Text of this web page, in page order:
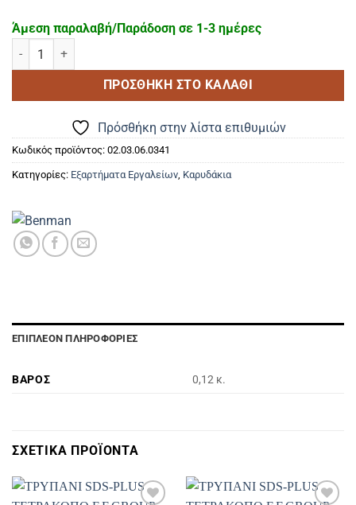
Άμεση παραλαβή/Παράδοση σε 1-3 ημέρες
ΜΥΤΟΚΑΡΥΔΟ S2 STEEL ΜΑΓΝΗΤΙΚΟ 8 X 65MM BENMAN 74026
ΠΡΟΣΘΉΚΗ ΣΤΟ ΚΑΛΆΘΙ
Πρόσθήκη στην λίστα επιθυμιών
Κωδικός προϊόντος: 02.03.06.0341
Κατηγορίες: Εξαρτήματα Εργαλείων, Καρυδάκια
ΕΠΙΠΛΈΟΝ ΠΛΗΡΟΦΟΡΊΕΣ
ΒΆΡΟΣ 0,12 κ.
ΣΧΕΤΙΚΆ ΠΡΟΪΌΝΤΑ